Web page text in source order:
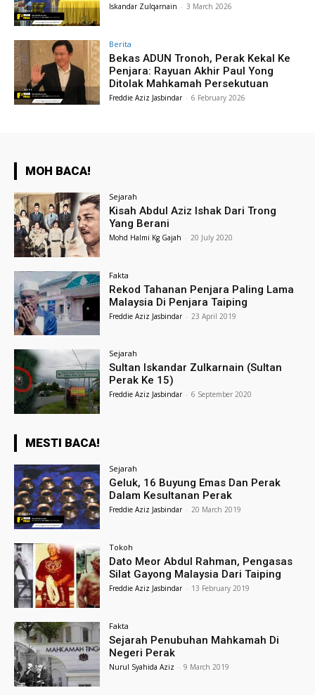
Iskandar Zulqarnain - 3 March 2026
Berita
Bekas ADUN Tronoh, Perak Kekal Ke
Penjara: Rayuan Akhir Paul Yong
Ditolak Mahkamah Persekutuan
Freddie Aziz Jasbindar - 6 February 2026
MOH BACA!
Sejarah
Kisah Abdul Aziz Ishak Dari Trong
Yang Berani
Mohd Halmi Kg Gajah - 20 July 2020
Fakta
Rekod Tahanan Penjara Paling Lama
Malaysia Di Penjara Taiping
Freddie Aziz Jasbindar - 23 April 2019
Sejarah
Sultan Iskandar Zulkarnain (Sultan
Perak Ke 15)
Freddie Aziz Jasbindar - 6 September 2020
MESTI BACA!
Sejarah
Geluk, 16 Buyung Emas Dan Perak
Dalam Kesultanan Perak
Freddie Aziz Jasbindar - 20 March 2019
Tokoh
Dato Meor Abdul Rahman, Pengasas
Silat Gayong Malaysia Dari Taiping
Freddie Aziz Jasbindar - 13 February 2019
Fakta
Sejarah Penubuhan Mahkamah Di
Negeri Perak
Nurul Syahida Aziz - 9 March 2019